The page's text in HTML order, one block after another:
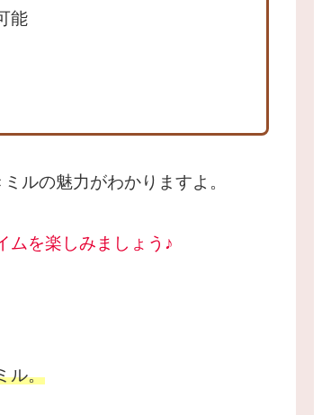
能
ルの魅力がわかりますよ。
ムを楽しみましょう♪
ル。